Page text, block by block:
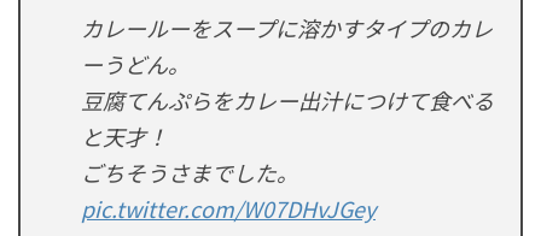
カレールーをスープに溶かすタイプのカレ
ーうどん。
豆腐てんぷらをカレー出汁につけて食べる
と天才！
ごちそうさまでした。
pic.twitter.com/W07DHvJGey